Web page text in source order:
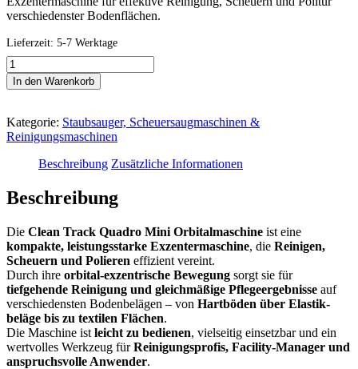
verschiedenster Bodenflächen.
Lieferzeit: 5-7 Werktage
CLEANTRACK
Quadro
Mini
–
Exzentermaschine
gründliche
Menge
In den Warenkorb
Kategorie: Staubsauger, Scheuersaugmaschinen &
Reinigungsmaschinen
Beschreibung Zusätzliche Informationen
Beschreibung
Die Clean Track Quadro Mini Orbitalmaschine ist eine
kompakte, leistungsstarke Exzentermaschine, die Reinigen,
Scheuern und Polieren effizient vereint.
Durch ihre orbital-exzentrische Bewegung sorgt sie für
tiefgehende Reinigung und gleichmäßige Pflegeergebnisse auf
verschiedensten Bodenbelägen – von Hartböden über Elastik­
beläge bis zu textilen Flächen.
Die Maschine ist leicht zu bedienen, vielseitig einsetzbar und ein
wertvolles Werkzeug fürReinigungsprofis, Facility-Manager und
anspruchsvolle Anwender.